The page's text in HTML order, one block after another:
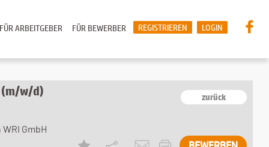
LOGIN
REGISTRIEREN
FÜR BEWERBER
FÜR ARBEITGEBER
(m/w/d) zurück
GmbH